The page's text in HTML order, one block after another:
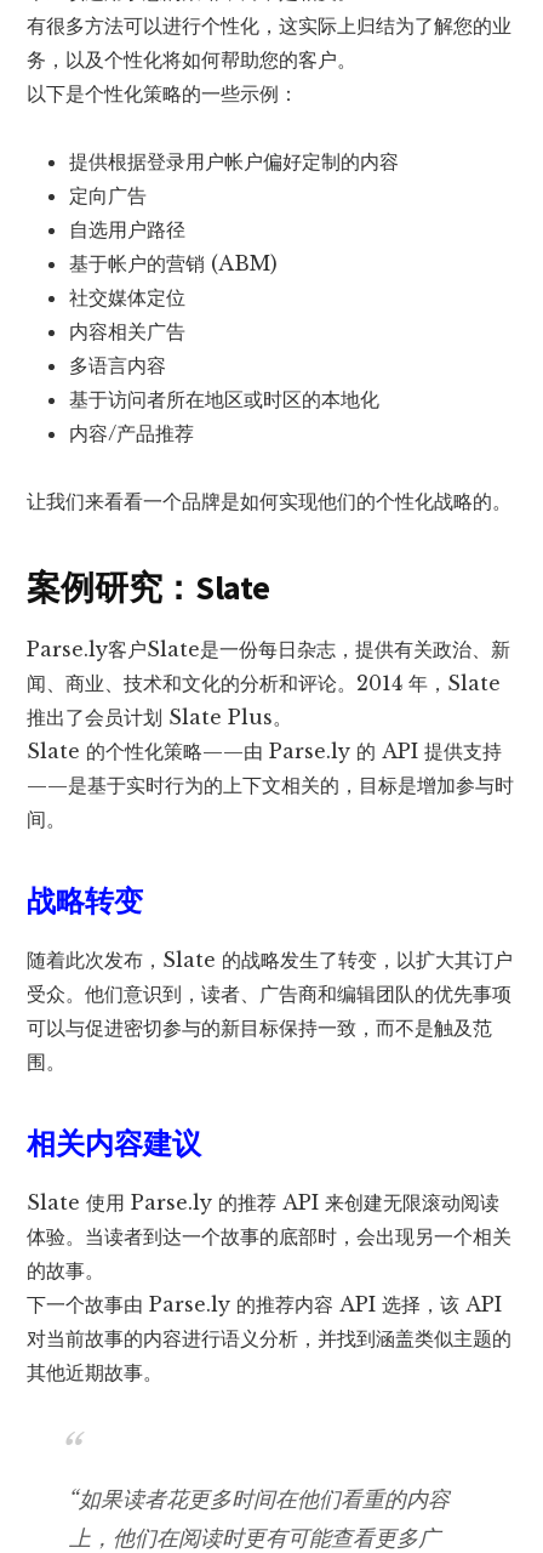
有很多方法可以进行个性化，这实际上归结为了解您的业
务，以及个性化将如何帮助您的客户。
以下是个性化策略的一些示例：
提供根据登录用户帐户偏好定制的内容
定向广告
自选用户路径
基于帐户的营销 (ABM)
社交媒体定位
内容相关广告
多语言内容
基于访问者所在地区或时区的本地化
内容/产品推荐
让我们来看看一个品牌是如何实现他们的个性化战略的。
案例研究：Slate
Parse.ly客户Slate是一份每日杂志，提供有关政治、新
闻、商业、技术和文化的分析和评论。2014 年，Slate
推出了会员计划 Slate Plus。
Slate 的个性化策略——由 Parse.ly 的 API 提供支持
——是基于实时行为的上下文相关的，目标是增加参与时
间。
战略转变
随着此次发布，Slate 的战略发生了转变，以扩大其订户
受众。他们意识到，读者、广告商和编辑团队的优先事项
可以与促进密切参与的新目标保持一致，而不是触及范
围。
相关内容建议
Slate 使用 Parse.ly 的推荐 API 来创建无限滚动阅读
体验。当读者到达一个故事的底部时，会出现另一个相关
的故事。
下一个故事由 Parse.ly 的推荐内容 API 选择，该 API
对当前故事的内容进行语义分析，并找到涵盖类似主题的
其他近期故事。
“如果读者花更多时间在他们看重的内容
上，他们在阅读时更有可能查看更多广